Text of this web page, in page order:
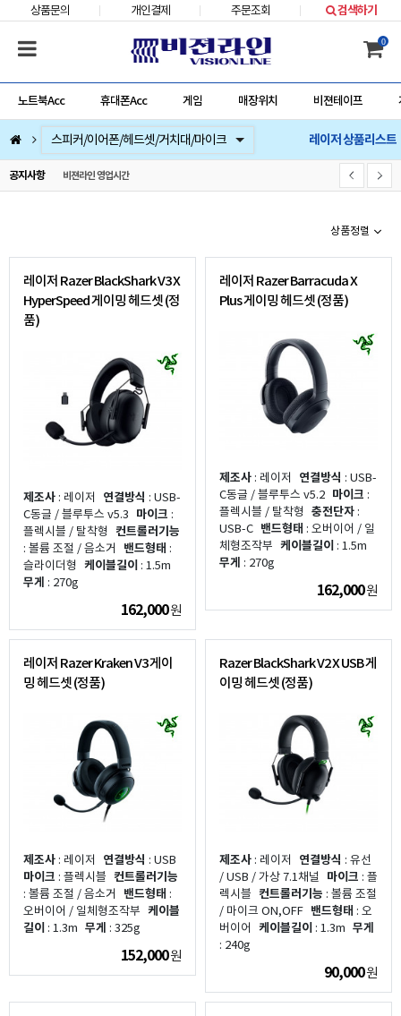
상품문의 개인결제 주문조회 검색하기
0
노트북Acc 휴대폰Acc 게임 매장위치 비젼테이프
컴퓨터부품
베스트 상품
컴퓨터주변기기
저장장치/네트웍/케이블/배터리/충전기/잠금장치
마우스/키보드/키패드/패드/번지/덕/손목받침대/타블렛
스피커/이어폰/헤드셋/거치대/마이크
게임
노트북Acc
게임슬라이더
휴대폰Acc 레이저 상품리스트
공지사항 비젼라인 영업시간
상품정렬
레이저 Razer BlackShark V3 X
HyperSpeed 게이밍 헤드셋 (정
품)
제조사 : 레이저 연결방식 : USB-
C동글 / 블루투스 v5.3 마이크 :
플렉시블 / 탈착형
컨트롤러기능
: 볼륨 조절 / 음소거
밴드형태 :
슬라이더형 케이블길이 : 1.5m
무게 : 270g
162,000원
레이저 Razer Barracuda X
Plus 게이밍 헤드셋 (정품)
제조사 : 레이저 연결방식 : USB-
C동글 / 블루투스 v5.2 마이크 :
플렉시블 / 탈착형 충전단자 :
USB-C 밴드형태 : 오버이어 / 일
체형조작부 케이블길이 : 1.5m
무게 : 270g
162,000원
레이저 Razer Kraken V3 게이
밍 헤드셋 (정품)
제조사 : 레이저 연결방식 : USB
마이크 : 플렉시블 컨트롤러기능
: 볼륨 조절 / 음소거
밴드형태 :
오버이어 / 일체형조작부 케이블
길이 : 1.3m 무게 : 325g
152,000원
Razer BlackShark V2 X USB 게
이밍 헤드셋 (정품)
제조사 : 레이저 연결방식 : 유선
/ USB / 가상 7.1채널
마이크 : 플
렉시블 컨트롤러기능 : 볼륨 조절
/ 마이크 ON,OFF 밴드형태 : 오
버이어 케이블길이 : 1.3m 무게
: 240g
90,000원